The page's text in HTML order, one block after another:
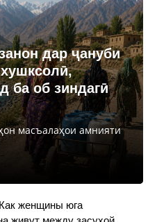
дар ҷануби
ба об зиндагӣ
масъалаҳои амнияти
женщины юга